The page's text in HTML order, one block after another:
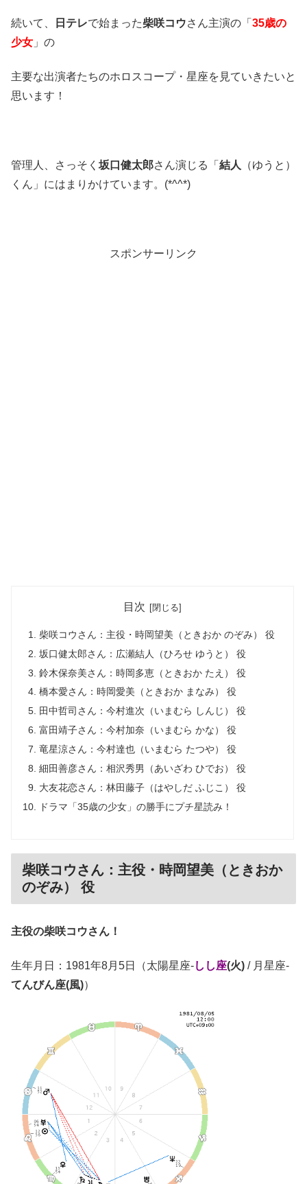
続いて、 日テレで始まった柴咲コウさん主演の「 35歳の
少女 」の
主要な出演者たちのホロスコープ・星座を見ていきたいと
思います！
管理人、さっそく 坂口健太郎さん演じる「 結人
（ゆうと）
くん」にはまりかけています。(*^^*)
スポンサーリンク
目次
柴咲コウさん：主役・時岡望美（ときおか のぞみ） 役
坂口健太郎さん：広瀬結人（ひろせ ゆうと） 役
鈴木保奈美さん：時岡多恵（ときおか たえ） 役
橋本愛さん：時岡愛美（ときおか まなみ） 役
田中哲司さん：今村進次（いまむら しんじ） 役
富田靖子さん：今村加奈（いまむら かな） 役
竜星涼さん：今村達也（いまむら たつや） 役
細田善彦さん：相沢秀男（あいざわ ひでお） 役
大友花恋さん：林田藤子（はやしだ ふじこ） 役
ドラマ「35歳の少女」の勝手にプチ星読み！
柴咲コウさん：主役・時岡望美（ときおか
のぞみ） 役
主役の柴咲コウさん！
生年月日：1981年8月5日（太陽星座-しし座(火) / 月星座-
てんびん座(風)）